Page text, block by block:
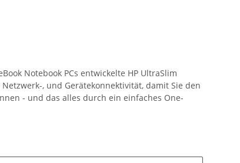
Notebook PCs entwickelte HP UltraSlim
, und Gerätekonnektivität, damit Sie den
- und das alles durch ein einfaches One-